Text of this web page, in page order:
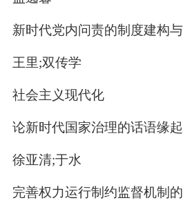
新时代党内问责的制度建构
王里;双传学
社会主义现代化
论新时代国家治理的话语缘
徐亚清;于水
完善权力运行制约监督机制